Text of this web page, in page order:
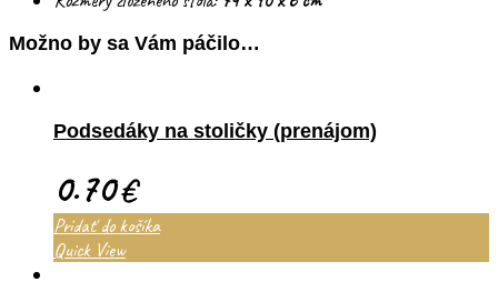
Možno by sa Vám páčilo…
Podsedáky na stoličky (prenájom)
0.70€
Pridať do košíka
Quick View